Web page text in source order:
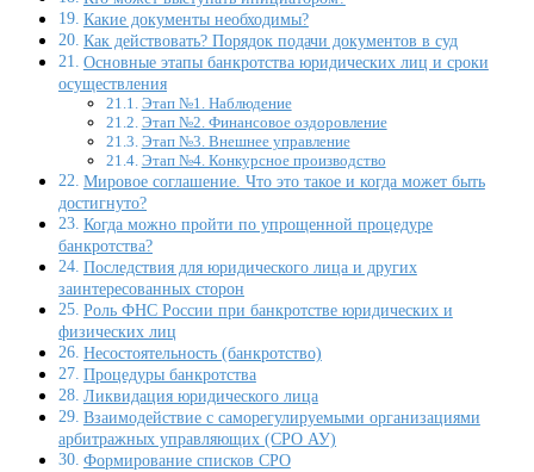
Какие документы необходимы?
Как действовать? Порядок подачи документов в суд
Основные этапы банкротства юридических лиц и сроки
осуществления
Этап №1. Наблюдение
Этап №2. Финансовое оздоровление
Этап №3. Внешнее управление
Этап №4. Конкурсное производство
Мировое соглашение. Что это такое и когда может быть
достигнуто?
Когда можно пройти по упрощенной процедуре
банкротства?
Последствия для юридического лица и других
заинтересованных сторон
Роль ФНС России при банкротстве юридических и
физических лиц
Несостоятельность (банкротство)
Процедуры банкротства
Ликвидация юридического лица
Взаимодействие с саморегулируемыми организациями
арбитражных управляющих (СРО АУ)
Формирование списков СРО